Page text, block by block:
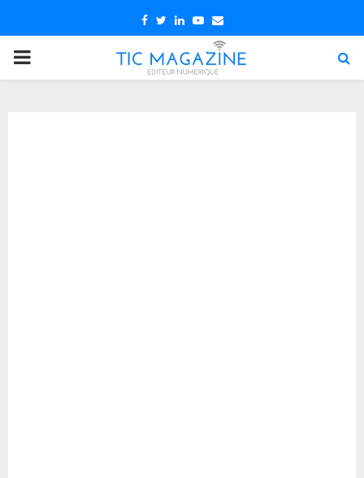
Facebook
TwitterLinkedin
Youtube
Email
PRIMARY